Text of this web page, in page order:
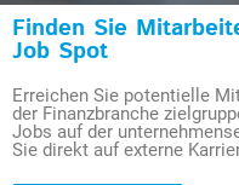
Finden Sie
Job Spot
Erreichen Sie potentielle
der Finanzbranche
Jobs auf der
Sie direkt auf externe